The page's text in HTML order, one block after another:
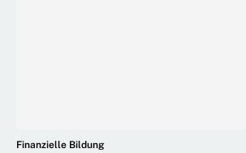
Finanzielle Bildung